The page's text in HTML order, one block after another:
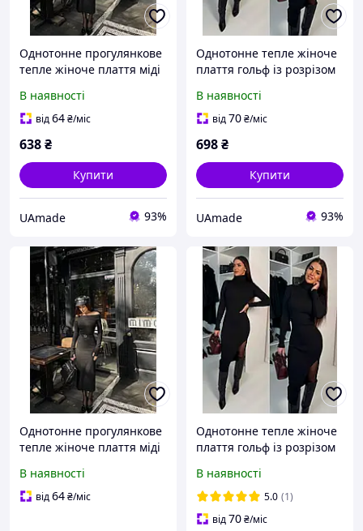
Однотонне прогулянкове
тепле жіноче плаття міді
ангора рубчик SML
чорний шоколад бежевий
В наявності
від64₴/міс
638₴
Купити
UAmade 93%
Однотонне тепле жіноче
плаття гольф із розрізом
SM LXL чорний бургунді
шоколад
В наявності
від70₴/міс
698₴
Купити
UAmade 93%
Однотонне прогулянкове
тепле жіноче плаття міді
ангора рубчик SML
чорний шоколад бежевий
В наявності
від64₴/міс
Однотонне тепле жіноче
плаття гольф із розрізом
SM LXL чорний бургунді
шоколад
В наявності
5.0 (1)
від70₴/міс